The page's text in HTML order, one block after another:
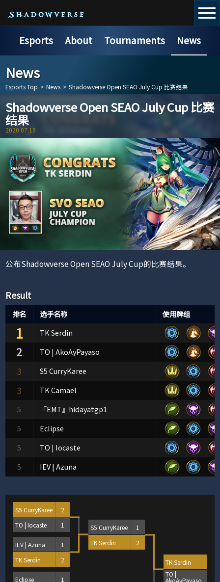
Esports About Tournaments News
News
Esports Top > News > Shadowverse Open SEAO July Cup 比赛结果
Shadowverse Open SEAO July Cup 比赛
结果
2020.07.19
公布Shadowverse Open SEAO July Cup的比赛结果。
Result
排名 选手名称 使用牌组
1 TK Serdin
2 TO | AkoAyPayaso
3 S5 CurryKaree
3
TK Camael
5
『EMT』hidayatgp1
5
Eclipse
5
TO | Iocaste
5
IEV | Azuna
S5 CurryKaree
2
TO | Iocaste
1
IEV | Azuna
1
TK Serdin
2
Eclipse
1
S5 CurryKaree
1
TK Serdin
2
TK Serdin
TO |
AkoAyPayaso